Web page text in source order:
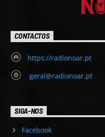
CONTACTOS
https://radionoar.pt
geral@radionoar.pt
SIGA-NOS
Facebook